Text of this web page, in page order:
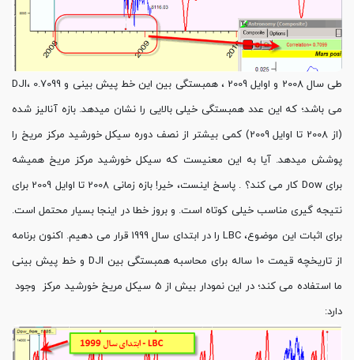
طی سال 2008 و اوایل 2009 ، همبستگی بین این خط پیش بینی و DJI، 0.7099
می باشد؛ که این عدد همبستگی خیلی بالایی را نشان میدهد. بازه آنالیز شده
(از 2008 تا اوایل 2009) کمی بیشتر از نصف دوره سیکل خورشید مرکز مریخ را
پوشش میدهد. آیا به این معنیست که سیکل خورشید مرکز مریخ همیشه
برای Dow کار می کند؟ . پاسخ اینست، خیر! بازه زمانی 2008 تا اوایل 2009 برای
نتیجه گیری مناسب خیلی کوتاه است. و بروز خطا در اینجا بسیار محتمل است.
برای اثبات این موضوع، LBC را در ابتدای سال 1999 قرار می دهیم. اکنون برنامه
از تاریخچه قیمت 10 ساله برای محاسبه همبستگی بین DJI و خط پیش بینی
ما استفاده می کند؛ در این نمودار بیش از 5 سیکل مریخ خورشید مرکز وجود
دارد: